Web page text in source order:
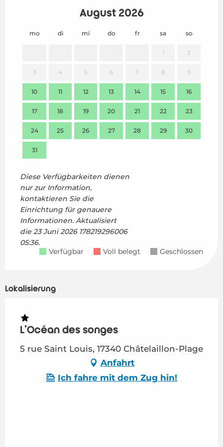
August 2026
mo di mi do fr sa so
1 2
3 4 5 6 7 8 9
10 11 12 13 14 15 16
17 18 19 20 21 22 23
24 25 26 27 28 29 30
31
Diese Verfügbarkeiten dienen
nur zur Information,
kontaktieren Sie die
Einrichtung für genauere
Informationen. Aktualisiert
die 23 Juni 2026 178219296006
05:36.
Verfügbar
Voll belegt Geschlossen
Lokalisierung
L'Océan des songes
5 rue Saint Louis, 17340 Châtelaillon-Plage
Anfahrt
Ich fahre mit dem Zug hin!